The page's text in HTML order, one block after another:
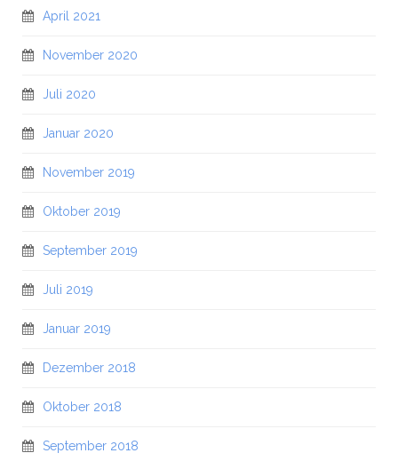
April 2021
November 2020
Juli 2020
Januar 2020
November 2019
Oktober 2019
September 2019
Juli 2019
Januar 2019
Dezember 2018
Oktober 2018
September 2018